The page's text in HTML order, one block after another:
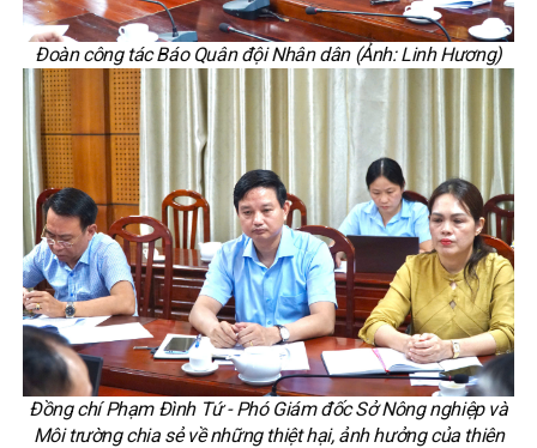
Đoàn công tác Báo Quân đội Nhân dân (Ảnh: Linh Hương)
Đồng chí Phạm Đình Tứ - Phó Giám đốc Sở Nông nghiệp và
Môi trường chia sẻ về những thiệt hại, ảnh hưởng của thiên